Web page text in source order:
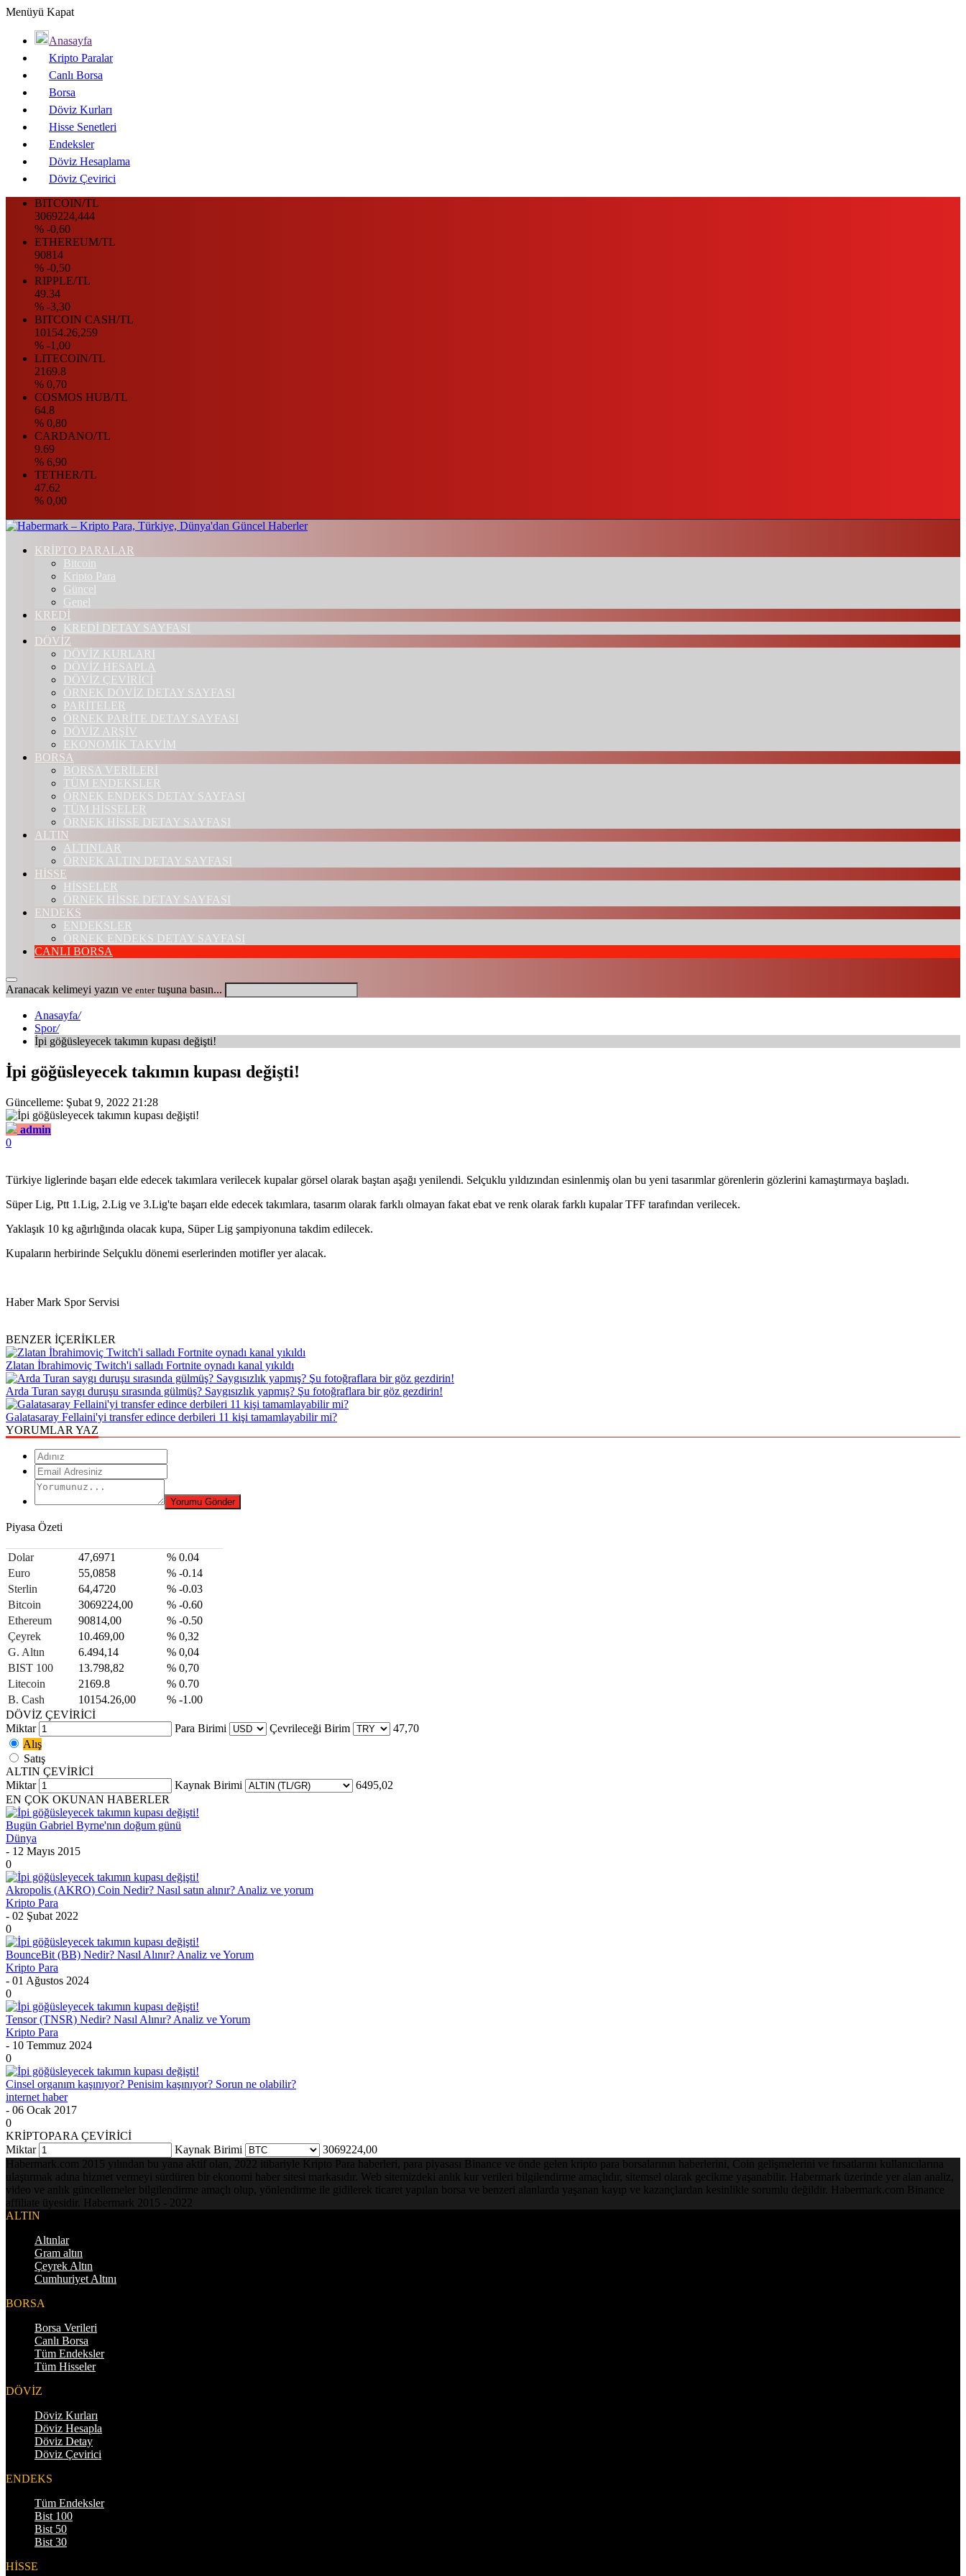
Menüyü Kapat
Anasayfa
Kripto Paralar
Canlı Borsa
Borsa
Döviz Kurları
Hisse Senetleri
Endeksler
Döviz Hesaplama
Döviz Çevirici
BITCOIN/TL
3069224,444
% -0,60
ETHEREUM/TL
90814
% -0,50
RIPPLE/TL
49.34
% -3,30
BITCOIN CASH/TL
10154.26,259
% -1,00
LITECOIN/TL
2169.8
% 0,70
COSMOS HUB/TL
64.8
% 0,80
CARDANO/TL
9.69
% 6,90
TETHER/TL
47.62
% 0,00
KRİPTO PARALAR
Bitcoin
Kripto Para
Güncel
Genel
KREDİ
KREDİ DETAY SAYFASI
DÖVİZ
DÖVİZ KURLARI
DÖVİZ HESAPLA
DÖVİZ ÇEVİRİCİ
ÖRNEK DÖVİZ DETAY SAYFASI
PARİTELER
ÖRNEK PARİTE DETAY SAYFASI
DÖVİZ ARŞİV
EKONOMİK TAKVİM
BORSA
BORSA VERİLERİ
TÜM ENDEKSLER
ÖRNEK ENDEKS DETAY SAYFASI
TÜM HİSSELER
ÖRNEK HİSSE DETAY SAYFASI
ALTIN
ALTINLAR
ÖRNEK ALTIN DETAY SAYFASI
HİSSE
HİSSELER
ÖRNEK HİSSE DETAY SAYFASI
ENDEKS
ENDEKSLER
ÖRNEK ENDEKS DETAY SAYFASI
CANLI BORSA
Aranacak kelimeyi yazın ve entertuşuna basın...
Anasayfa/
Spor/
İpi göğüsleyecek takımın kupası değişti!
İpi göğüsleyecek takımın kupası değişti!
Güncelleme: Şubat 9, 2022 21:28
admin
0
Türkiye liglerinde başarı elde edecek takımlara verilecek kupalar görsel olarak baştan aşağı yenilendi. Selçuklu yıldızından esinlenmiş olan bu yeni tasarımlar görenlerin gözlerini kamaştırmaya başladı.
Süper Lig, Ptt 1.Lig, 2.Lig ve 3.Lig'te başarı elde edecek takımlara, tasarım olarak farklı olmayan fakat ebat ve renk olarak farklı kupalar TFF tarafından verilecek.
Yaklaşık 10 kg ağırlığında olacak kupa, Süper Lig şampiyonuna takdim edilecek.
Kupaların herbirinde Selçuklu dönemi eserlerinden motifler yer alacak.
Haber Mark Spor Servisi
BENZER İÇERİKLER
Zlatan İbrahimoviç Twitch'i salladı Fortnite oynadı kanal yıkıldı
Arda Turan saygı duruşu sırasında gülmüş? Saygısızlık yapmış? Şu fotoğraflara bir göz gezdirin!
Galatasaray Fellaini'yi transfer edince derbileri 11 kişi tamamlayabilir mi?
YORUMLAR YAZ
Piyasa Özeti
Dolar 47,6971
% 0.04
Euro
55,0858
% -0.14
Sterlin
64,4720
% -0.03
Bitcoin
3069224,00
% -0.60
Ethereum
90814,00
% -0.50
Çeyrek
10.469,00
% 0,32
G. Altın
6.494,14
% 0,04
BIST 100
13.798,82
% 0,70
Litecoin
2169.8
% 0.70
B. Cash
10154.26,00
% -1.00
DÖVİZ ÇEVİRİCİ
Miktar
Para Birimi Çevrileceği Birim
47,70
Alış
Satış
ALTIN ÇEVİRİCİ
Miktar
Kaynak Birimi
6495,02
EN ÇOK OKUNAN HABERLER
Bugün Gabriel Byrne'nın doğum günü
Dünya
- 12 Mayıs 2015
0
Akropolis (AKRO) Coin Nedir? Nasıl satın alınır? Analiz ve yorum
Kripto Para
- 02 Şubat 2022
0
BounceBit (BB) Nedir? Nasıl Alınır? Analiz ve Yorum
Kripto Para
- 01 Ağustos 2024
0
Tensor (TNSR) Nedir? Nasıl Alınır? Analiz ve Yorum
Kripto Para
- 10 Temmuz 2024
0
Cinsel organım kaşınıyor? Penisim kaşınıyor? Sorun ne olabilir?
internet haber
- 06 Ocak 2017
0
KRİPTOPARA ÇEVİRİCİ
Miktar
Kaynak Birimi
3069224,00
Habermark.com 2015 yılından bu yana aktif olan, 2022 itibariyle Kripto Para haberleri, para piyasası Binance ve önde gelen kripto para borsalarının haberlerini, Coin gelişmelerini ve fırsatlarını kullanıcılarına
ulaştırmak adına hizmet vermeyi sürdüren bir ekonomi haber sitesi markasıdır. Web sitemizdeki anlık kur verileri bilgilendirme amaçlıdır, sitemsel olarak gecikme yaşanabilir. Habermark üzerinde yer alan analiz,
video ve anlık güncellemeler bilgilendirme amaçlı olup, yönlendirme ile gidilerek ticaret yapılan borsa ve benzeri alanlarda yaşanan kayıp ve kazançlardan kesinlikle sorumlu değildir. Habermark.com Binance
affiliate üyesidir. Habermark 2015 - 2022
ALTIN
Altınlar
Gram altın
Çeyrek Altın
Cumhuriyet Altını
BORSA
Borsa Verileri
Canlı Borsa
Tüm Endeksler
Tüm Hisseler
DÖVİZ
Döviz Kurları
Döviz Hesapla
Döviz Detay
Döviz Çevirici
ENDEKS
Tüm Endeksler
Bist 100
Bist 50
Bist 30
HİSSE